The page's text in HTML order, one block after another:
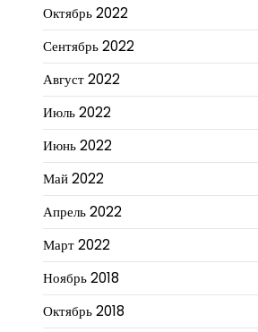
Октябрь 2022
Сентябрь 2022
Август 2022
Июль 2022
Июнь 2022
Май 2022
Апрель 2022
Март 2022
Ноябрь 2018
Октябрь 2018